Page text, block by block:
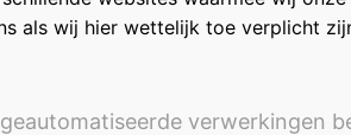
als wij hier wettelijk toe verplicht
verwerkingen